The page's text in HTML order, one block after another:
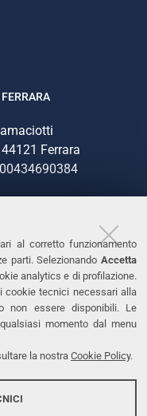
al corretto funzionamento
parti. Selezionando Accetta
analytics e di profilazione.
cookie tecnici necessari alla
non essere disponibili. Le
momento dal menu
la nostra Cookie Policy.
Ferrara